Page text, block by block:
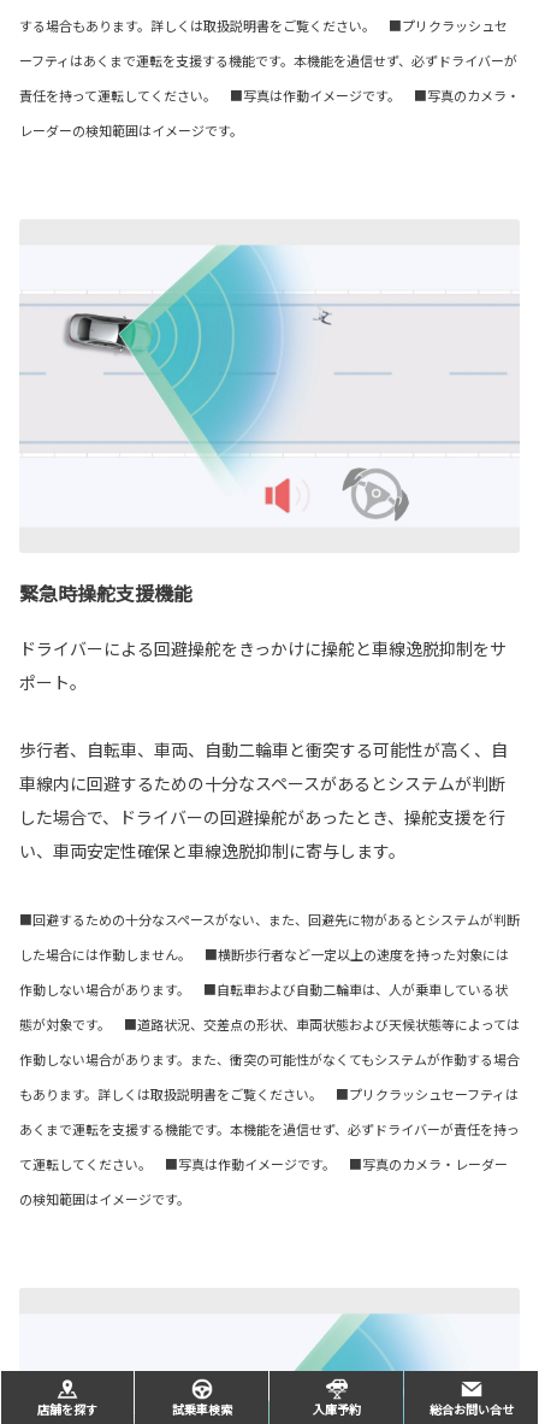
する場合もあります。詳しくは取扱説明書をご覧ください。 ■プリクラッシュセ
ーフティはあくまで運転を支援する機能です。本機能を過信せず、必ずドライバーが
責任を持って運転してください。 ■写真は作動イメージです。 ■写真のカメラ・
レーダーの検知範囲はイメージです。
緊急時操舵支援機能
ドライバーによる回避操舵をきっかけに操舵と車線逸脱抑制をサ
ポート。
歩行者、自転車、車両、自動二輪車と衝突する可能性が高く、自
車線内に回避するための十分なスペースがあるとシステムが判断
した場合で、ドライバーの回避操舵があったとき、操舵支援を行
い、車両安定性確保と車線逸脱抑制に寄与します。
■回避するための十分なスペースがない、また、回避先に物があるとシステムが判断
した場合には作動しません。 ■横断歩行者など一定以上の速度を持った対象には
作動しない場合があります。 ■自転車および自動二輪車は、人が乗車している状
態が対象です。 ■道路状況、交差点の形状、車両状態および天候状態等によっては
作動しない場合があります。また、衝突の可能性がなくてもシステムが作動する場合
もあります。詳しくは取扱説明書をご覧ください。 ■プリクラッシュセーフティは
あくまで運転を支援する機能です。本機能を過信せず、必ずドライバーが責任を持っ
て運転してください。 ■写真は作動イメージです。 ■写真のカメラ・レーダー
の検知範囲はイメージです。
店舗を探す 試乗車検索 入庫予約 総合お問い合せ